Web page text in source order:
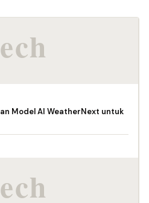
Model AI WeatherNext untuk